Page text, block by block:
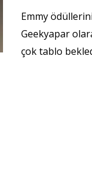
Emmy
Geekyapar
çok tablo